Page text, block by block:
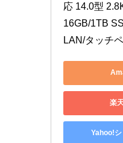
応 14.0型
16GB/1TB
LAN/タッチ
楽
Yahoo!